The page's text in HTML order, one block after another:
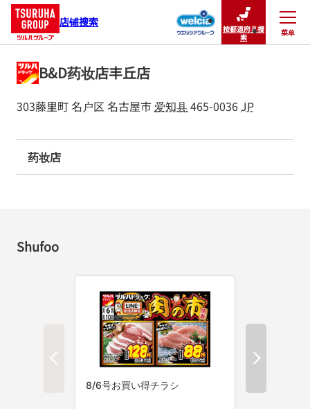
店铺搜索
按都道府县搜
索
菜单
关闭
B&D药妆店丰丘店
303藤里町名户区名古屋市爱知县465-0036JP
药妆店
Shufoo